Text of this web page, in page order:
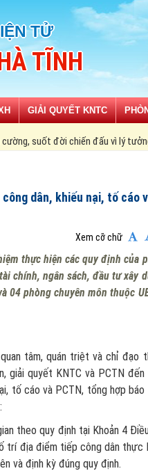
TỬ
TĨNH
GIẢI QUYẾT KNTC
đấu vì lý tưởng độc lập dân tộc và
dân, khiếu nại, tố cáo
Xem cỡ chữ
thực hiện các quy định của
chính, ngân sách, đầu tư xây
04 phòng chuyên môn thuộc
tâm, quán triệt và chỉ đạo
giải quyết KNTC và PCTN đến
tố cáo và PCTN, tổng hợp báo
theo quy định tại Khoản 4
trí địa điểm tiếp công dân thực
và định kỳ đúng quy định.